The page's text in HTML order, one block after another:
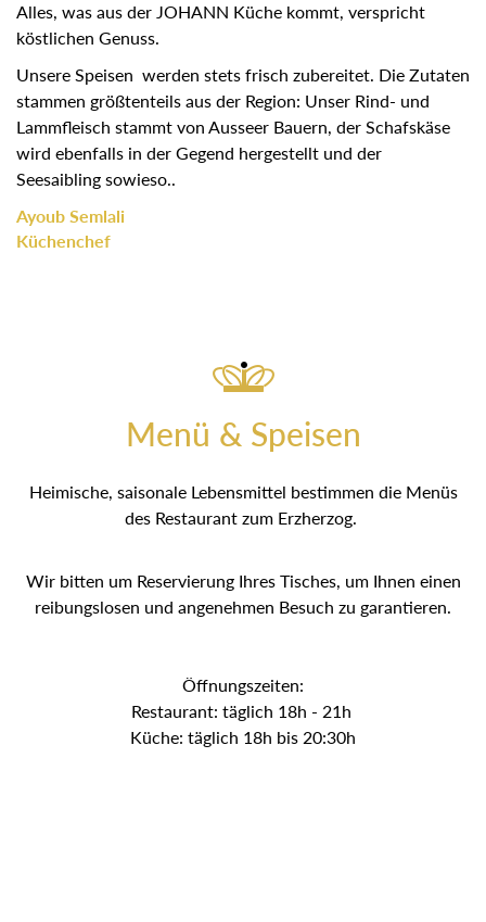
Alles, was aus der JOHANN Küche kommt, verspricht
köstlichen Genuss.
Unsere Speisen werden stets frisch zubereitet. Die Zutaten
stammen größtenteils aus der Region: Unser Rind- und
Lammfleisch stammt von Ausseer Bauern, der Schafskäse
wird ebenfalls in der Gegend hergestellt und der
Seesaibling sowieso..
Ayoub Semlali
Küchenchef
Menü & Speisen
Heimische, saisonale Lebensmittel bestimmen die Menüs
des Restaurant zum Erzherzog.
Wir bitten um Reservierung Ihres Tisches, um Ihnen einen
reibungslosen und angenehmen Besuch zu garantieren.
Öffnungszeiten:
Restaurant: täglich 18h - 21h
Küche: täglich 18h bis 20:30h